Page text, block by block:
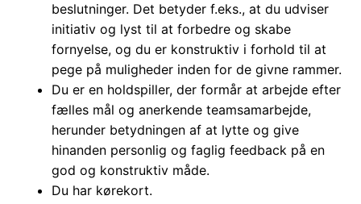
beslutninger. Det betyder f.eks., at du udviser
initiativ og lyst til at forbedre og skabe
fornyelse, og du er konstruktiv i forhold til at
pege på muligheder inden for de givne rammer.
Du er en holdspiller, der formår at arbejde efter
fælles mål og anerkende teamsamarbejde,
herunder betydningen af at lytte og give
hinanden personlig og faglig feedback på en
god og konstruktiv måde.
Du har kørekort.